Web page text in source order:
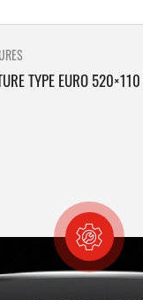
TYPE EURO